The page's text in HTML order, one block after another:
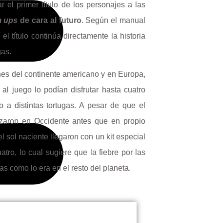
el primer título de los personajes a las
ups de cara al futuro. Según el manual
título continúa directamente la historia
del continente americano y en Europa,
juego lo podían disfrutar hasta cuatro
a distintas tortugas. A pesar de que el
en Occidente antes que en propio
sol naciente llegaron con un kit especial
lo cual sugiere que la fiebre por las
como lo era en el resto del planeta.